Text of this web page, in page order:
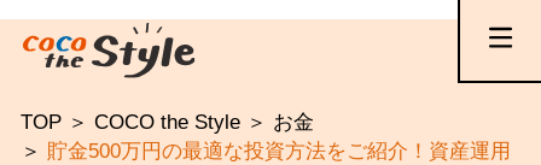
TOP COCO the Style
お金
貯金500万円の最適な投資方法をご紹介！資産運用